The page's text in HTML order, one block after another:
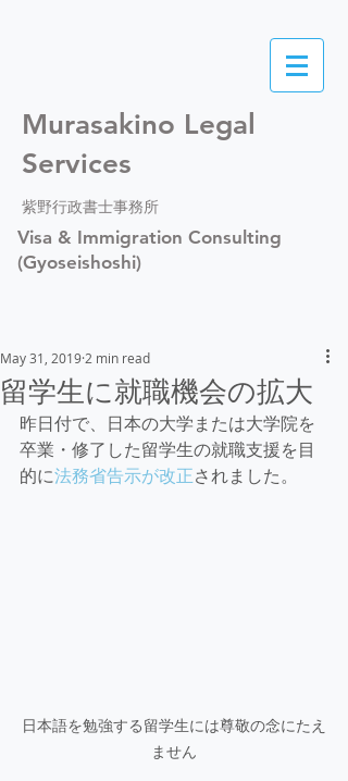
Murasakino Legal
Services
紫野行政書士事務所
Visa & Immigration Consulting
(Gyoseishoshi)
留学生に就職機会の拡大
May 31, 2019 2 min read
昨日付で、日本の大学または大学院を
卒業・修了した留学生の就職支援を目
的に法務省告示が改正されました。
日本語を勉強する留学生には尊敬の念にたえ
ません